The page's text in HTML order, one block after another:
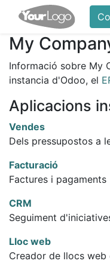
My
Informació sobre My
instancia d'Odoo, el
Aplicacions
Vendes
Dels pressupostos a
Facturació
Factures i pagaments
CRM
Seguiment
Lloc web
Creador de llocs web